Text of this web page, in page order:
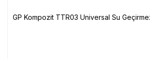
GP Kompozit TTR03 Universal Su